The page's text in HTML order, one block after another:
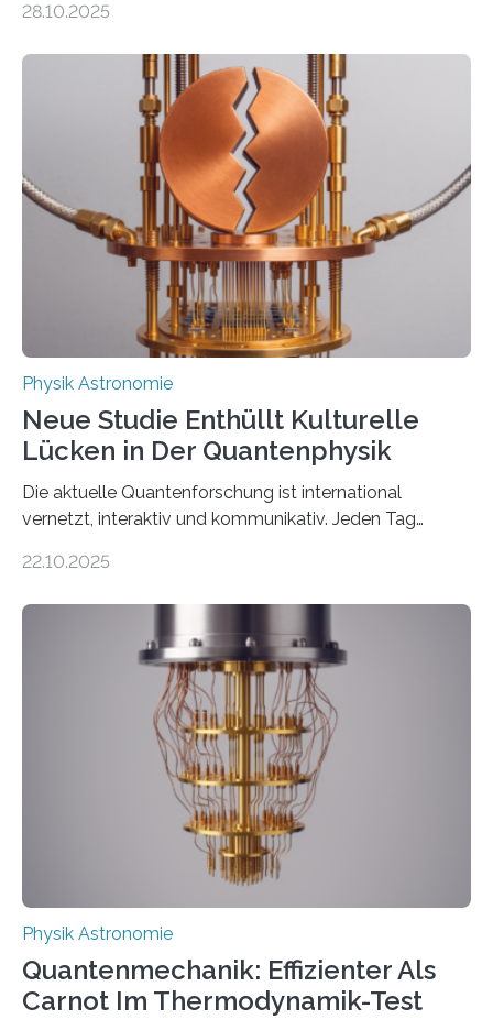
fundamentalen Physik nachzugehen. Thorium-
Messungen verwenden. Das hatte man jahrzehntelang
vermutet, weltweit war nach den passenden
Atomkern-Zuständen gesucht worden, 2024 gelang
einem Team der TU Wien mit Unterstützung
internationaler Partner der entscheidende Durchbruch:
Der lange diskutierte Thorium-Kernübergang wurde
gefunden. Kurz darauf konnte man zeigen, dass sich
Thorium tatsächlich nutzen lässt, um hochpräzise…
28.10.2025
Physik Astronomie
Neue Studie Enthüllt Kulturelle
Lücken in Der Quantenphysik
Die aktuelle Quantenforschung ist international
vernetzt, interaktiv und kommunikativ. Jeden Tag
oft von Autor*innen, die eng zusammenarbeiten. Neue
werden schnell weiterentwickelt. Dies ist der Alltag in
der Forschung der Quantentheorie, die dieses Jahr 100
Jahre alt geworden ist, weshalb die UNESCO 2025 zum
Internationalen Jahr der Quantenwissenschaft und -
technologie ausgerufen hat. Doch nun hat eine
internationale Forschungsgruppe um den
22.10.2025
Physik Astronomie
Quantenmechanik: Effizienter Als
Carnot Im Thermodynamik-Test